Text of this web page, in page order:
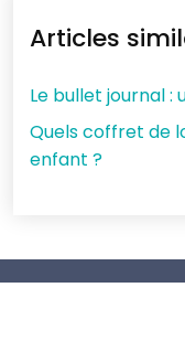
Articles
Le bullet journal
Quels coffret de
enfant ?